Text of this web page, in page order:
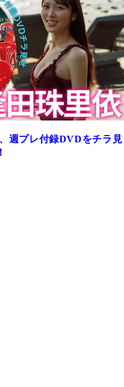
週プレ付録DVDをチラ見